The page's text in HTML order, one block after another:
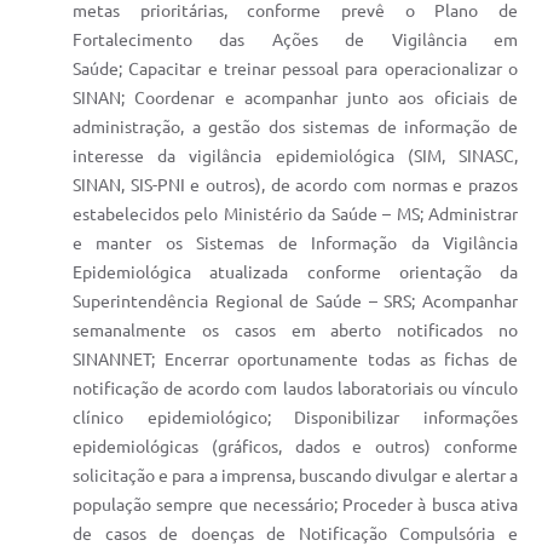
metas prioritárias, conforme prevê o Plano de
Fortalecimento das Ações de Vigilância em
Saúde; Capacitar e treinar pessoal para operacionalizar o
SINAN; Coordenar e acompanhar junto aos oficiais de
administração, a gestão dos sistemas de informação de
interesse da vigilância epidemiológica (SIM, SINASC,
SINAN, SIS-PNI e outros), de acordo com normas e prazos
estabelecidos pelo Ministério da Saúde – MS; Administrar
e manter os Sistemas de Informação da Vigilância
Epidemiológica atualizada conforme orientação da
Superintendência Regional de Saúde – SRS; Acompanhar
semanalmente os casos em aberto notificados no
SINANNET; Encerrar oportunamente todas as fichas de
notificação de acordo com laudos laboratoriais ou vínculo
clínico epidemiológico; Disponibilizar informações
epidemiológicas (gráficos, dados e outros) conforme
solicitação e para a imprensa, buscando divulgar e alertar a
população sempre que necessário; Proceder à busca ativa
de casos de doenças de Notificação Compulsória e